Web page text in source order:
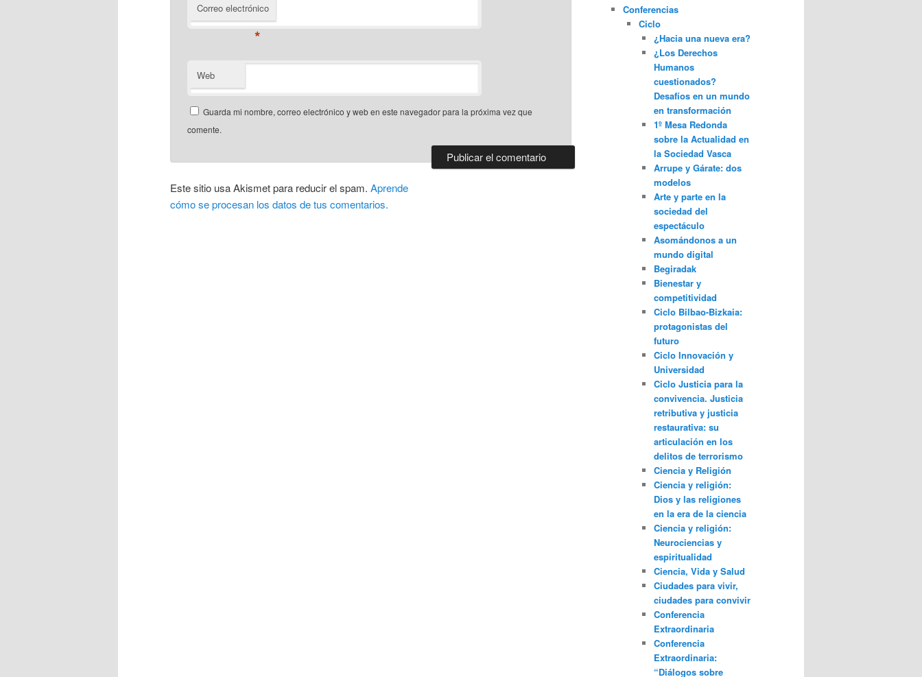
Correo electrónico
*
Web
Guarda mi nombre, correo electrónico y web en este navegador para la próxima vez que
comente.
Este sitio usa Akismet para reducir el spam. Aprende
cómo se procesan los datos de tus comentarios.
Conferencias
Ciclo
¿Hacia una nueva era?
¿Los Derechos
Humanos
cuestionados?
Desafíos en un mundo
en transformación
1º Mesa Redonda
sobre la Actualidad en
la Sociedad Vasca
Arrupe y Gárate: dos
modelos
Arte y parte en la
sociedad del
espectáculo
Asomándonos a un
mundo digital
Begiradak
Bienestar y
competitividad
Ciclo Bilbao-Bizkaia:
protagonistas del
futuro
Ciclo Innovación y
Universidad
Ciclo Justicia para la
convivencia. Justicia
retributiva y justicia
restaurativa: su
articulación en los
delitos de terrorismo
Ciencia y Religión
Ciencia y religión:
Dios y las religiones
en la era de la ciencia
Ciencia y religión:
Neurociencias y
espiritualidad
Ciencia, Vida y Salud
Ciudades para vivir,
ciudades para convivir
Conferencia
Extraordinaria
Conferencia
Extraordinaria:
“Diálogos sobre